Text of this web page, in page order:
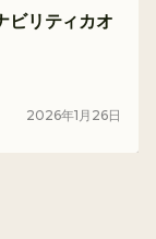
ビリティカオ
2026年1 月 26日